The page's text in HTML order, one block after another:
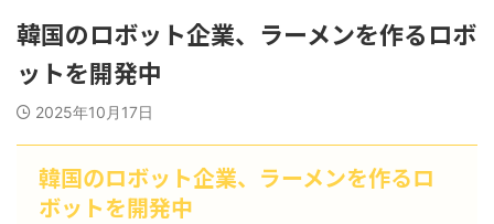
韓国のロボット企業、ラーメンを作るロボ
ットを開発中
2025年10月17日
韓国のロボット企業、ラーメンを作るロ
ボットを開発中